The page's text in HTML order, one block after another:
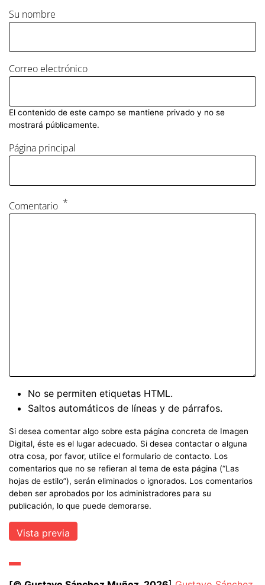
Su nombre
Correo electrónico
El contenido de este campo se mantiene privado y no se
mostrará públicamente.
Página principal
Comentario
No se permiten etiquetas HTML.
Saltos automáticos de líneas y de párrafos.
Si desea comentar algo sobre esta página concreta de Imagen
Digital, éste es el lugar adecuado. Si desea contactar o alguna
otra cosa, por favor, utilice el formulario de contacto. Los
comentarios que no se refieran al tema de esta página (“Las
hojas de estilo”), serán eliminados o ignorados. Los comentarios
deben ser aprobados por los administradores para su
publicación, lo que puede demorarse.